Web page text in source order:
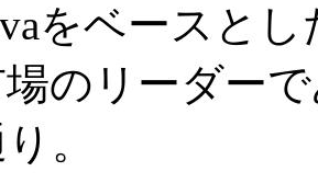
をベースと
のリーダー
。